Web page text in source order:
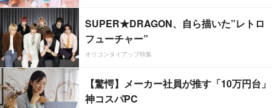
SUPER★DRAGON、自ら描いた”レトロ
フューチャー”
オリコンタイアップ特集
【驚愕】メーカー社員が推す「10万円台」
神コスパPC